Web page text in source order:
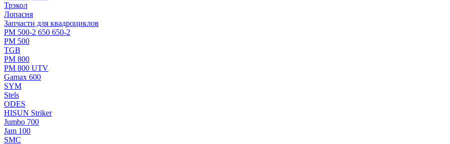
Трэкол
Лопасня
Запчасти для квадроциклов
РМ 500-2 650 650-2
РМ 500
TGB
РМ 800
РМ 800 UTV
Gamax 600
SYM
Stels
ОDЕS
HISUN Striker
Jumbo 700
Jam 100
SMC